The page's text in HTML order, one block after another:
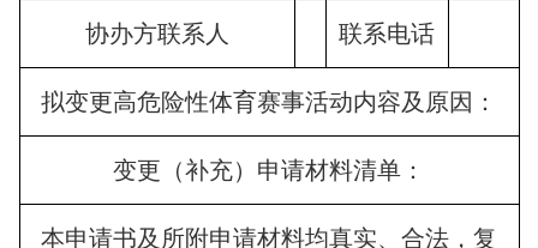
协办方联系人 联系电话
拟变更高危险性体育赛事活动内容及原因：
变更（补充）申请材料清单：
本申请书及所附申请材料均真实、合法，复